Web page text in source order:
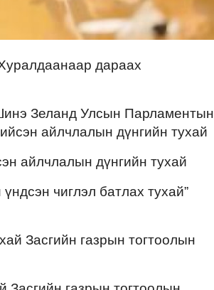
дараах
Зеланд Улсын Парламентын
айлчлалын дүнгийн тухай
айлчлалын дүнгийн тухай
чиглэл батлах тухай”
Засгийн газрын тогтоолын